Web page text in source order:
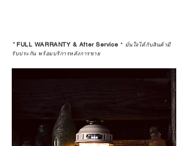
*FULL WARRANTY & After Service * มั่นใจได้กับสินค้ามี
รับประกัน พร้อมบริการหลังการขาย